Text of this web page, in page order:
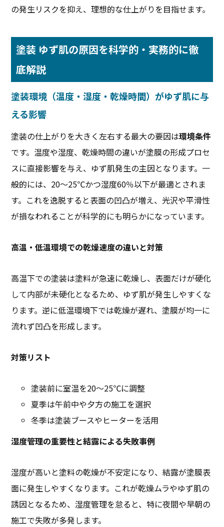
の発生リスクを抑え、理想的な仕上がりを目指せます。
塗装 ゆず肌の原因を科学的・実務的に徹
底解説
塗装環境（温度・湿度・乾燥時間）がゆず肌に与
える影響
塗装の仕上がりを大きく左右する最大の要因は環境条件
です。温度や湿度、乾燥時間の違いが塗膜の形成プロセ
スに直接影響を与え、ゆず肌発生の主因となります。一
般的には、20〜25℃かつ湿度60％以下が最適とされま
す。これを逸脱すると表面の凹凸が増え、光沢や平滑性
が損なわれることが科学的にも明らかになっています。
高温・低温環境での乾燥速度の違いと対策
高温下での塗装は塗料が急速に乾燥し、表面だけが硬化
して内部が未硬化となるため、ゆず肌が発生しやすくな
ります。逆に低温環境下では乾燥が遅れ、塗膜が均一に
流れず凹凸を形成します。
対策リスト
塗装前に室温を20〜25℃に調整
夏季は午前中や夕方の施工を選択
冬季は塗装ブースやヒーターを活用
湿度管理の重要性と結露による失敗事例
湿度が高いと塗料の乾燥が不安定になり、結露が塗膜表
面に発生しやすくなります。これが乾燥ムラやゆず肌の
誘因となるため、湿度管理を怠ると、特に夜間や早朝の
施工で失敗が多発します。